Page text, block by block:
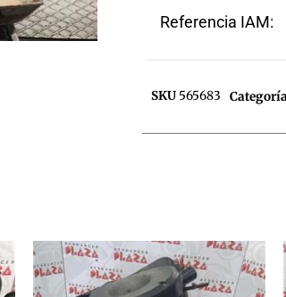
Referencia IAM:
SKU 565683